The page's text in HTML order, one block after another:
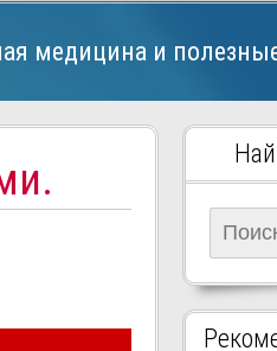
медицина и